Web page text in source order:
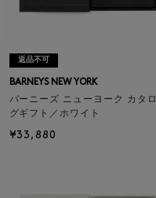
返品不可
BARNEYS NEW YORK
バーニーズ ニューヨーク カタロ
グギフト／ホワイト
¥33,880